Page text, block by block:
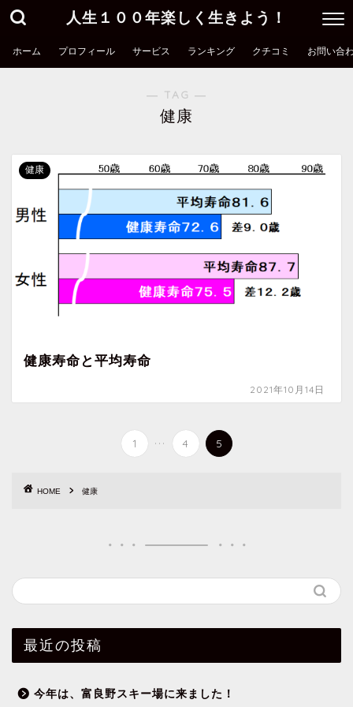
人生１００年楽しく生きよう！
ホーム プロフィール サービス ランキング クチコミ お問い合
― TAG ―
健康
健康
健康寿命と平均寿命
2021年10月14日
1 ... 4 5
HOME 健康
最近の投稿
今年は、富良野スキー場に来ました！